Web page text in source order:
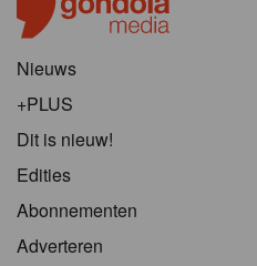
Nieuws
+PLUS
Dit is nieuw!
Edities
Abonnementen
Adverteren